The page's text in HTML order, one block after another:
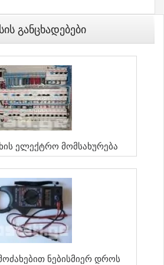
Განცხადებები
Ელექტრო Მომსახურება
Ნებისმიერ Დროს